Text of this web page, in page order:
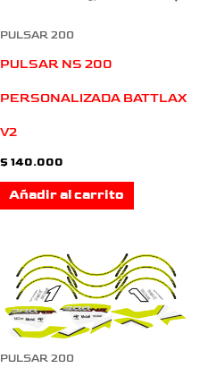
PULSAR 200
PULSAR NS 200
PERSONALIZADA BATTLAX
V2
$ 140.000
Añadir al carrito
PULSAR 200